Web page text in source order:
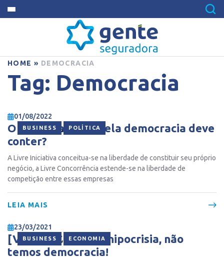
HOME » DEMOCRACIA
Tag: Democracia
BUSINESS , POLÍTICA
01/08/2022
O que uma carta pela democracia deve
conter?
A Livre Iniciativa conceitua-se na liberdade de constituir seu próprio
negócio, a Livre Concorrência estende-se na liberdade de
competição entre essas empresas
LEIA MAIS
BUSINESS , ECONOMIA
23/03/2021
[VÍDEO] Chega de hipocrisia, não
temos democracia!